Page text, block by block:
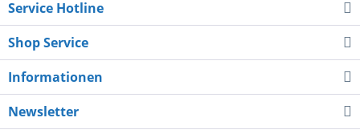
Service Hotline
Shop Service
Informationen
Newsletter